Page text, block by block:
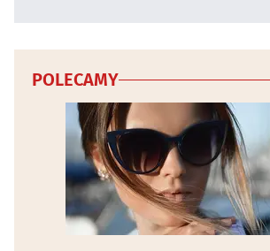
POLECAMY